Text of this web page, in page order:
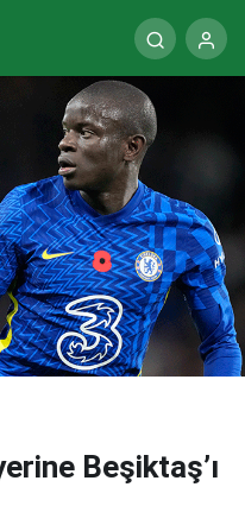
Beşiktaş’ı
haber!